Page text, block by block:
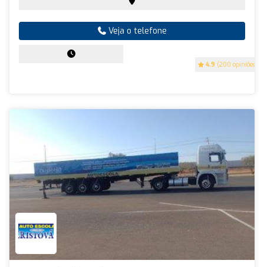
4.9 (200 opiniões)
Veja o telefone